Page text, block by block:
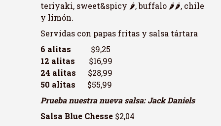
teriyaki, sweet&spicy 🌶️, buffalo 🌶️🌶️, chile
y limón.
Servidas con papas fritas y salsa tártara
6 alitas $9,25
12 alitas $16,99
24 alitas $28,99
50 alitas $55,99
Prueba nuestra nueva salsa: Jack Daniels
Salsa Blue Chesse $2,04